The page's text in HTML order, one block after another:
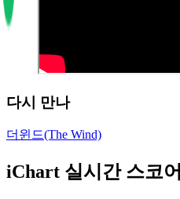
다시 만나
더윈드(The Wind)
iChart 실시간 스코어